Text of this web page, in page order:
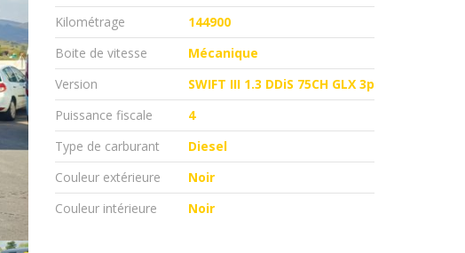
Kilométrage
144900
Boite de vitesse
Mécanique
Version
SWIFT III 1.3 DDiS 75CH GLX 3p
Puissance fiscale
4
Type de carburant
Diesel
Couleur extérieure
Noir
Couleur intérieure
Noir